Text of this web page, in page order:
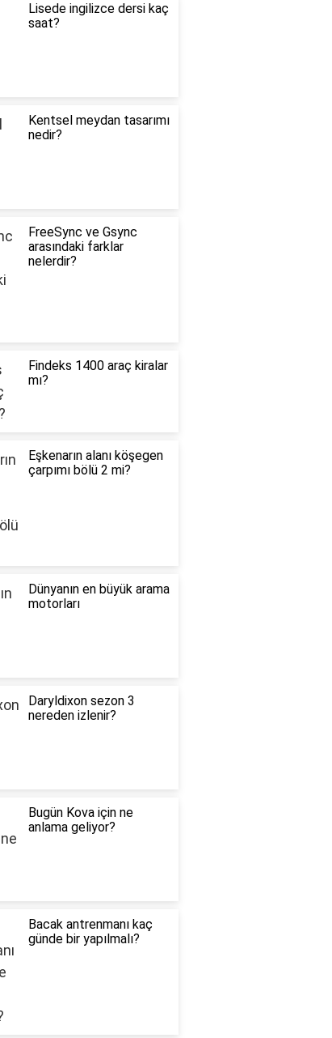
Lisede ingilizce dersi kaç
saat?
Kentsel meydan tasarımı
nedir?
FreeSync ve Gsync
arasındaki farklar
nelerdir?
Findeks 1400 araç kiralar
mı?
Eşkenarın alanı köşegen
çarpımı bölü 2 mi?
Dünyanın en büyük arama
motorları
Daryldixon sezon 3
nereden izlenir?
Bugün Kova için ne
anlama geliyor?
Bacak antrenmanı kaç
günde bir yapılmalı?